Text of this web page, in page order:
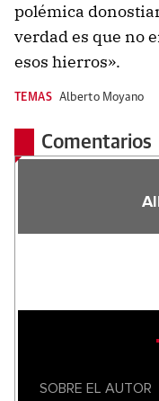
polémica
verdad es que no
esos hierros».
TEMAS Alberto Moyano
Comentarios
SOBRE EL AUTOR